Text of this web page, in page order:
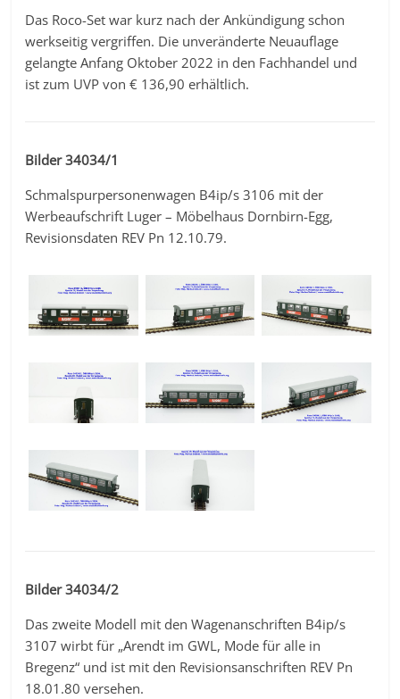
Das Roco-Set war kurz nach der Ankündigung schon
werkseitig vergriffen. Die unveränderte Neuauflage
gelangte Anfang Oktober 2022 in den Fachhandel und
ist zum UVP von € 136,90 erhältlich.
Bilder 34034/1
Schmalspurpersonenwagen B4ip/s 3106 mit der
Werbeaufschrift Luger – Möbelhaus Dornbirn-Egg,
Revisionsdaten REV Pn 12.10.79.
Bilder 34034/2
Das zweite Modell mit den Wagenanschriften B4ip/s
3107 wirbt für „Arendt im GWL, Mode für alle in
Bregenz“ und ist mit den Revisionsanschriften REV Pn
18.01.80 versehen.